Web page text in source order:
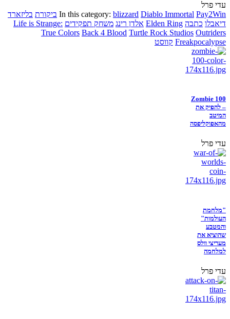
עדי פרל
In this category: blizzard Diablo Immortal Pay2Win ביקורת בליזארד
דיאבלו כתבה Elden Ring אלדן רינג משחק תפקידים Life is Strange:
True Colors Back 4 Blood Turtle Rock Studios Outriders
Freakpocalypse קווסט
Zombie 100
– להפיק את
המיטב
מהאפוקליפסה
עדי פרל
"מלחמת
העולמות"
והמטבע
שהוציא את
מעריצי וולס
למלחמה
עדי פרל